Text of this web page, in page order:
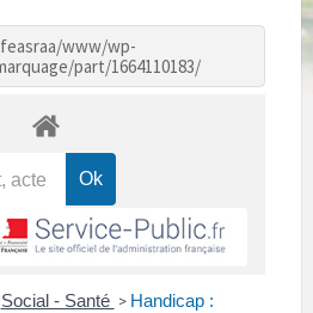
www/wp-
part/1664110183/
Social - Santé > Handicap :